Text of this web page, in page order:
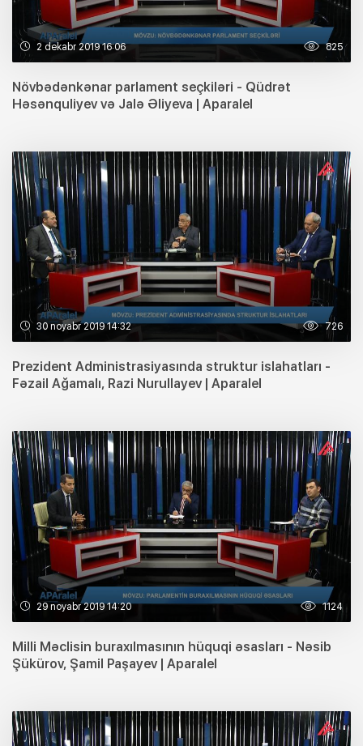
2 dekabr 2019 16:06 825
Növbədənkənar parlament seçkiləri - Qüdrət
Həsənquliyev və Jalə Əliyeva | Aparalel
30 noyabr 2019 14:32 726
Prezident Administrasiyasında struktur islahatları -
Fəzail Ağamalı, Razi Nurullayev | Aparalel
29 noyabr 2019 14:20 1124
Milli Məclisin buraxılmasının hüquqi əsasları - Nəsib
Şükürov, Şamil Paşayev | Aparalel